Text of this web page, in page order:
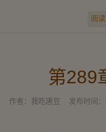
阅
第289
作者： 我吃唐豆 发布时间：